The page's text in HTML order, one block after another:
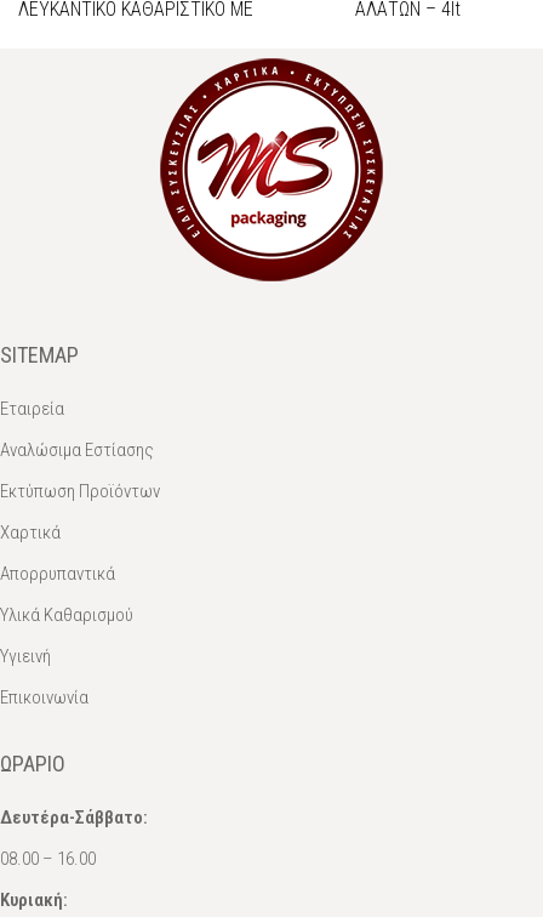
ΛΕΥΚΑΝΤΙΚΟ ΚΑΘΑΡΙΣΤΙΚΟ ΜΕ
ΑΛΑΤΩΝ – 4lt
SITEMAP
Εταιρεία
Αναλώσιμα Εστίασης
Εκτύπωση Προϊόντων
Χαρτικά
Απορρυπαντικά
Υλικά Καθαρισμού
Υγιεινή
Επικοινωνία
ΩΡΆΡΙΟ
Δευτέρα-Σάββατο:
08.00 – 16.00
Κυριακή: